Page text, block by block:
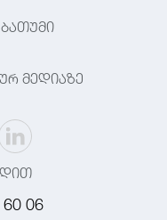
მედიაზე
60 06